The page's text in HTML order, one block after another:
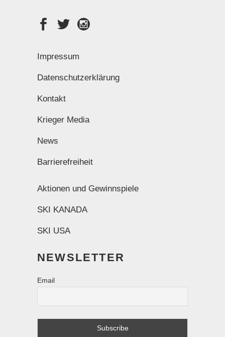
Impressum
Datenschutzerklärung
Kontakt
Krieger Media
News
Barrierefreiheit
Aktionen und Gewinnspiele
SKI KANADA
SKI USA
NEWSLETTER
Email